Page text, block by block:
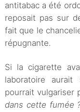
antitabac a été
reposait pas sur
fait que le
répugnante.
Si la cigarette
laboratoire
pourrait vulgariser
dans cette fumée